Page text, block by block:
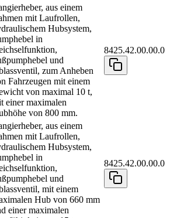
aus einem
mit Laufrollen,
Hubsystem,
in
und
zum Anheben
Fahrzeugen mit einem
von maximal 10 t,
einer maximalen
von 800 mm.
8425.42.00.00.0
aus einem
mit Laufrollen,
Hubsystem,
in
und
mit einem
Hub von 660 mm
einer maximalen
8425.42.00.00.0